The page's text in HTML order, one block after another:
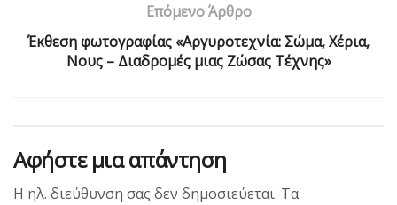
Επόμενο Άρθρο
Έκθεση φωτογραφίας «Αργυροτεχνία: Σώμα, Χέρια,
Νους – Διαδρομές μιας Ζώσας Τέχνης»
Αφήστε μια απάντηση
Η ηλ. διεύθυνση σας δεν δημοσιεύεται. Τα